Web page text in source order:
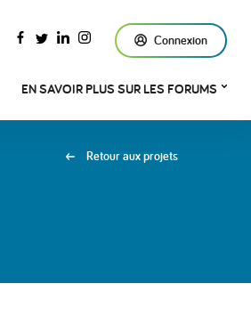
Connexion
EN SAVOIR PLUS SUR LES FORUMS
Retour aux projets